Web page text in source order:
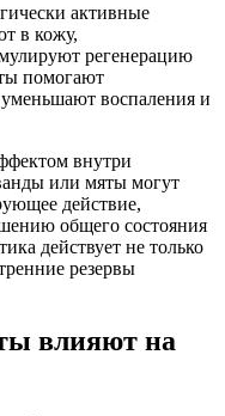
активные
в кожу,
регенерацию
помогают
уменьшают воспаления и
внутри
или мяты могут
действие,
общего состояния
действует не только
резервы
влияют на